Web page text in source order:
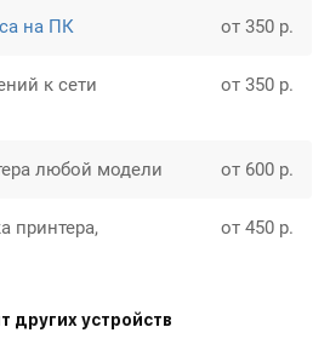
на ПК от 350 р.
к сети
от 350 р.
любой модели от 600 р.
принтера,
от 450 р.
других устройств